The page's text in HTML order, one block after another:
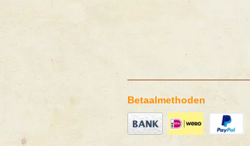
Betaalmethoden